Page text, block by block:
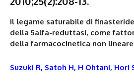
Il legame saturabile di
della 5alfa-reduttasi, come
della farmacocinetica non
Suzuki R, Satoh H, H Ohtani, Hori